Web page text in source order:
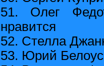
51. Олег
нравится
52. Стелла
53. Юрий